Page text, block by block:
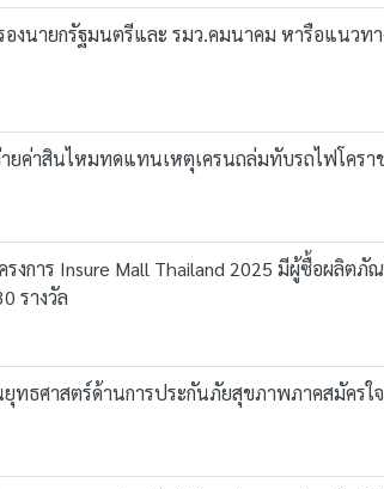
งนายกรัฐมนตรีและ รมว.คมนาคม หารือแนวท
ยค่าสินไหมทดแทนเหตุเครนถล่มทับรถไฟโคร
รงการ Insure Mall Thailand 2025 มีผู้ซื้อผลิ
รางวัล
ธศาสตร์ด้านการประกันภัยสุขภาพภาคสมัคร